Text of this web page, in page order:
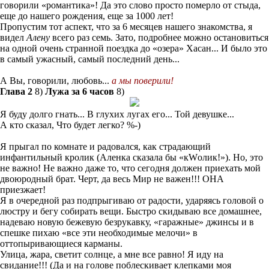
говорили «романтика»! Да это слово просто померло от стыда,
еще до нашего рождения, еще за 1000 лет!
Пропустим тот аспект, что за 6 месяцев нашего знакомства, я
видел Алену всего раз семь. Зато, подробнее можно остановиться
на одной очень странной поездка до «озера» Хасан... И было это
в самый ужасный, самый последний день...
А Вы, говорили, любовь... а мы поверили!
Глава 2 8) Лужа за 6 часов 8)
Я буду долго гнать... В глухих лугах его... Той девушке...
А кто сказал, Что будет легко? %-)
Я прыгал по комнате и радовался, как страдающий
инфантильный кролик (Аленка сказала бы «кWолик!»). Но, это
не важно! Не важно даже то, что сегодня должен приехать мой
двоюродный брат. Черт, да весь Мир не важен!!! ОНА
приезжает!
Я в очередной раз подпрыгиваю от радости, ударяясь головой о
люстру и бегу собирать вещи. Быстро скидываю все домашнее,
надеваю новую бежевую безрукавку, «гаражные» джинсы и в
спешке пихаю «все эти необходимые мелочи» в
оттопыривающиеся карманы.
Улица, жара, светит солнце, а мне все равно! Я иду на
свидание!!! (Да и на голове поблескивает клепками моя